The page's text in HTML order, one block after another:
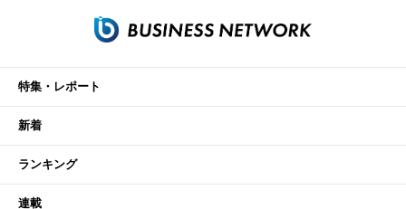
特集・レポート
新着
ランキング
連載